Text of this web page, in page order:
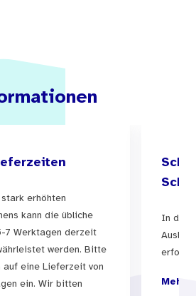
als auch mit
in denen Suchtmittel aller
eine spezifische Rolle
orientiert sich das
Erfahrungen,
und Bedürfnissen
und vermittelt dabei auch
Informationen.
erhöhten
kann die übliche
7 Werktagen derzeit
werden. Bitte
auf eine Lieferzeit von
ein. Wir bitten
In der
Mehr